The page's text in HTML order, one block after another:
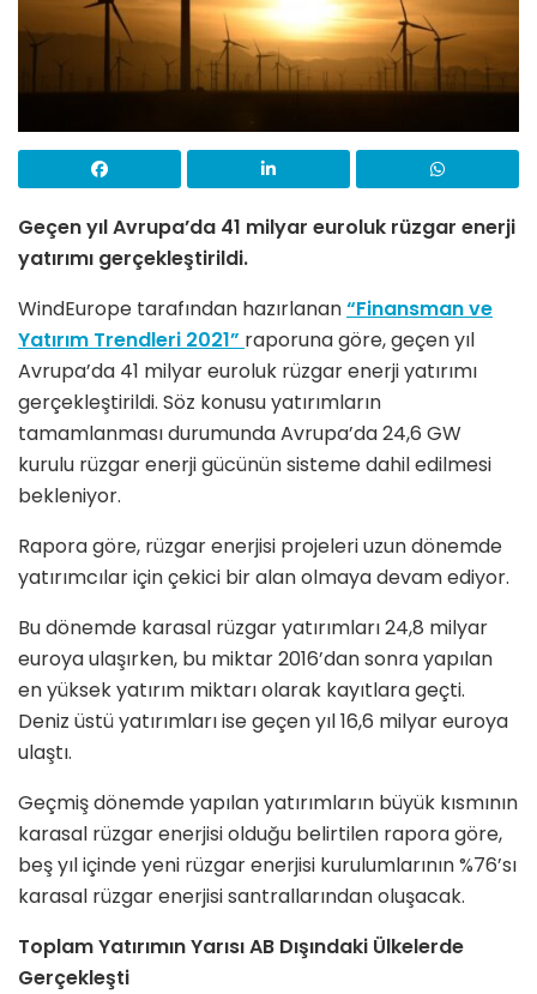
Geçen yıl Avrupa’da 41 milyar euroluk rüzgar enerji
yatırımı gerçekleştirildi.
WindEurope tarafından hazırlanan“Finansman ve
Yatırım Trendleri 2021” raporuna göre, geçen yıl
Avrupa’da 41 milyar euroluk rüzgar enerji yatırımı
gerçekleştirildi. Söz konusu yatırımların
tamamlanması durumunda Avrupa’da 24,6 GW
kurulu rüzgar enerji gücünün sisteme dahil edilmesi
bekleniyor.
Rapora göre, rüzgar enerjisi projeleri uzun dönemde
yatırımcılar için çekici bir alan olmaya devam ediyor.
Bu dönemde karasal rüzgar yatırımları 24,8 milyar
euroya ulaşırken, bu miktar 2016’dan sonra yapılan
en yüksek yatırım miktarı olarak kayıtlara geçti.
Deniz üstü yatırımları ise geçen yıl 16,6 milyar euroya
ulaştı.
Geçmiş dönemde yapılan yatırımların büyük kısmının
karasal rüzgar enerjisi olduğu belirtilen rapora göre,
beş yıl içinde yeni rüzgar enerjisi kurulumlarının %76’sı
karasal rüzgar enerjisi santrallarından oluşacak.
Toplam Yatırımın Yarısı AB Dışındaki Ülkelerde
Gerçekleşti